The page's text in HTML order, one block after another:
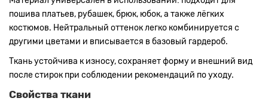
пошива платьев, рубашек, брюк, юбок, а также лёгких
костюмов. Нейтральный оттенок легко комбинируется с
другими цветами и вписывается в базовый гардероб.
Ткань устойчива к износу, сохраняет форму и внешний вид
после стирок при соблюдении рекомендаций по уходу.
Свойства ткани